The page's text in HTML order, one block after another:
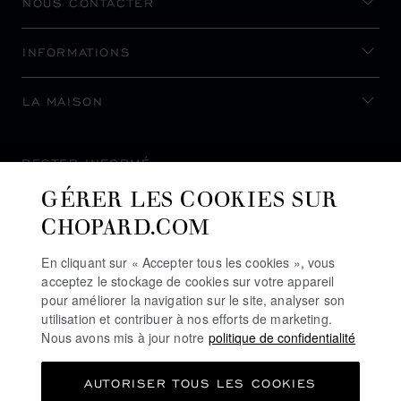
INFORMATIONS
LA MAISON
RESTER INFORMÉ
S’INSCRIRE À LA NEWSLETTER
POLITIQUE DES COOKIES
GÉRER LES COOKIES SUR
CHOPARD.COM
En cliquant sur « Accepter tous les cookies », vous
acceptez le stockage de cookies sur votre appareil
pour améliorer la navigation sur le site, analyser son
utilisation et contribuer à nos efforts de marketing.
Nous avons mis à jour notre politique de confidentialité
AUTORISER TOUS LES COOKIES